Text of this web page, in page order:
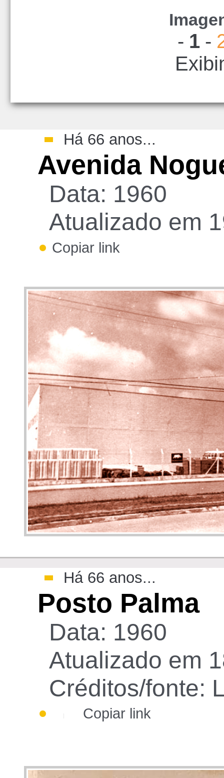
- 1-
Há 66 anos...
Avenida
Data: 1960
Atualizado em
Copiar link
Há 66 anos...
Posto Palma
Data: 1960
Atualizado em
Créditos/fonte:
Copiar link